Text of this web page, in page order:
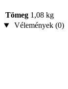
Tömeg 1,08 kg
Vélemények (0)